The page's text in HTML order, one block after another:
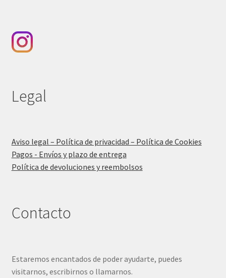
Legal
Aviso legal – Política de privacidad – Política de Cookies
Pagos - Envíos y plazo de entrega
Política de devoluciones y reembolsos
Contacto
Estaremos encantados de poder ayudarte, puedes
visitarnos, escribirnos o llamarnos.